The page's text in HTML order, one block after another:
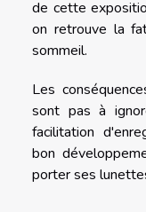
de cette
on retrouve la
sommeil.
Les
sont pas à
facilitation
bon
porter ses